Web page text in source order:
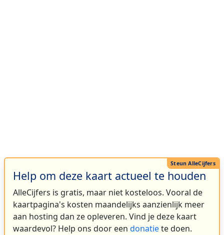
Help om deze kaart actueel te houden
AlleCijfers is gratis, maar niet kosteloos. Vooral de
kaartpagina's kosten maandelijks aanzienlijk meer
aan hosting dan ze opleveren. Vind je deze kaart
waardevol? Help ons door een donatiete doen.